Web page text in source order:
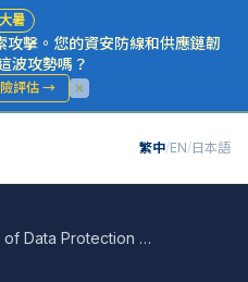
大暑
攻擊。您的資安防線和供應鏈韌
波攻勢嗎？
評估→
繁中/EN/日本語
A Brief History of Data Protection by De — 積穗科研洞察